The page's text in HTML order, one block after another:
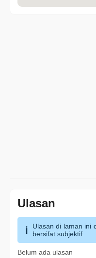
Ulasan
Ulasan di laman ini
bersifat subjektif.
Belum ada ulasan